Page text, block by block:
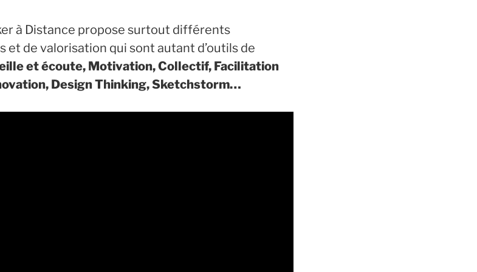
à Distance propose surtout différents
et de valorisation qui sont autant d’outils de
et écoute, Motivation, Collectif, Facilitation
Design Thinking, Sketchstorm…